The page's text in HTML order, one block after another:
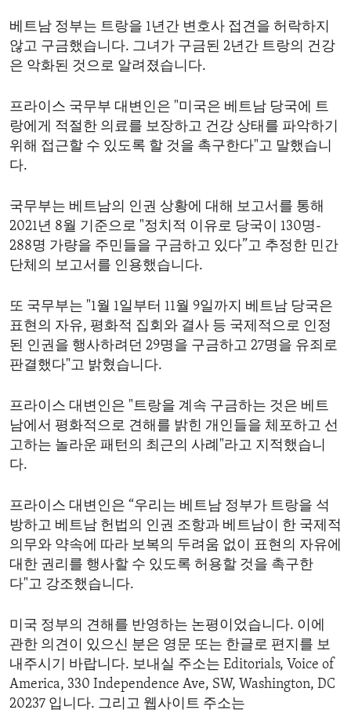
베트남 정부는 트랑을 1년간 변호사 접견을 허락하지
않고 구금했습니다. 그녀가 구금된 2년간 트랑의 건강
은 악화된 것으로 알려졌습니다.
프라이스 국무부 대변인은 "미국은 베트남 당국에 트
랑에게 적절한 의료를 보장하고 건강 상태를 파악하기
위해 접근할 수 있도록 할 것을 촉구한다"고 말했습니
다.
국무부는 베트남의 인권 상황에 대해 보고서를 통해
2021년 8월 기준으로 "정치적 이유로 당국이 130명-
288명 가량을 주민들을 구금하고 있다”고 추정한 민간
단체의 보고서를 인용했습니다.
또 국무부는 "1월 1일부터 11월 9일까지 베트남 당국은
표현의 자유, 평화적 집회와 결사 등 국제적으로 인정
된 인권을 행사하려던 29명을 구금하고 27명을 유죄로
판결했다"고 밝혔습니다.
프라이스 대변인은 "트랑을 계속 구금하는 것은 베트
남에서 평화적으로 견해를 밝힌 개인들을 체포하고 선
고하는 놀라운 패턴의 최근의 사례"라고 지적했습니
다.
프라이스 대변인은 “우리는 베트남 정부가 트랑을 석
방하고 베트남 헌법의 인권 조항과 베트남이 한 국제적
의무와 약속에 따라 보복의 두려움 없이 표현의 자유에
대한 권리를 행사할 수 있도록 허용할 것을 촉구한
다"고 강조했습니다.
미국 정부의 견해를 반영하는 논평이었습니다. 이에
관한 의견이 있으신 분은 영문 또는 한글로 편지를 보
내주시기 바랍니다. 보내실 주소는 Editorials, Voice of
America, 330 Independence Ave, SW, Washington, DC
20237 입니다. 그리고 웹사이트 주소는